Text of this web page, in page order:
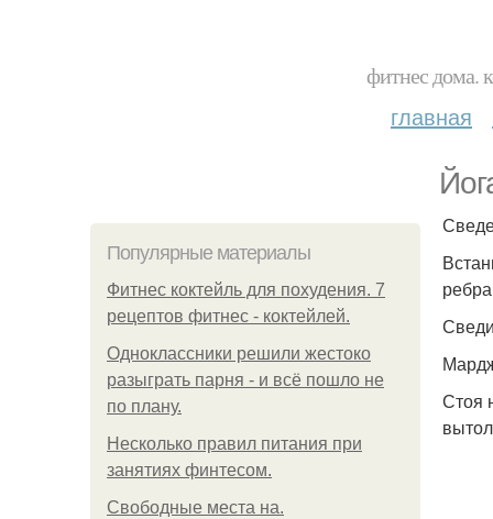
фитнес дома.
главная
Популярные материалы
Фитнес коктейль для похудения. 7
рецептов фитнес - коктейлей.
Одноклассники решили жестоко
разыграть парня - и всё пошло не
по плану.
Несколько правил питания при
занятиях финтесом.
Свободные места на.
Стоя